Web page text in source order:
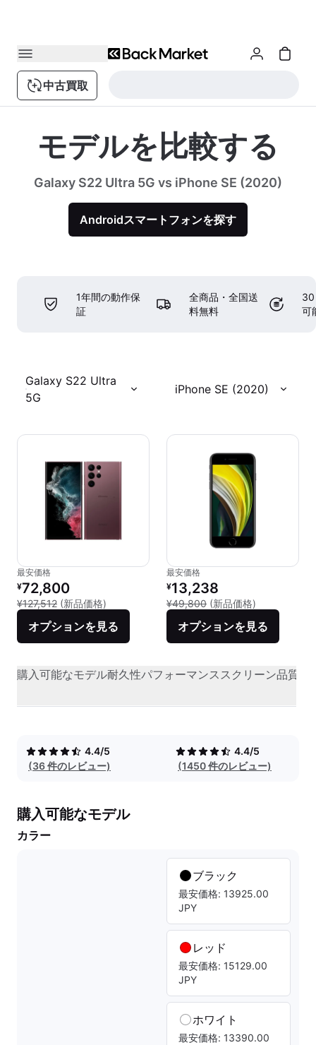
中古買取
モデルを比較する
Galaxy S22 Ultra 5G vs iPhone SE (2020)
Androidスマートフォンを探す
1年間の動作保
証
全商品・全国送
料無料
30
可
Galaxy S22 Ultra
5G
iPhone SE (2020)
最安価格
リファービッシュ品の価格：
¥72,800
¥127,512 (新品価格) 新品との比較：¥127,512
オプションを見る
最安価格
リファービッシュ品の価格：
¥13,238
¥49,800 (新品価格)
オプションを見る
購入可能なモデル耐久性パフォーマンススクリーン品質
4.4/5
(36 件のレビュー)
4.4/5
(1450 件のレビュー)
購入可能なモデル
カラー
ブラック
最安価格: 13925.00
JPY
レッド
最安価格: 15129.00
JPY
ホワイト
最安価格: 13390.00